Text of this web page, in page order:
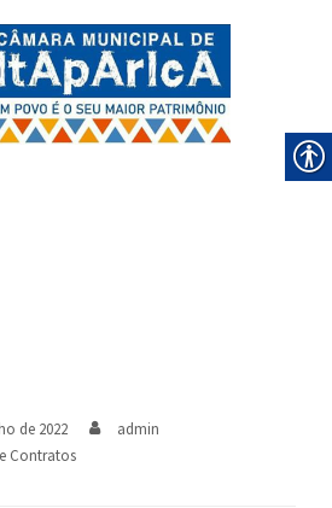
de 2022
admin
Contratos